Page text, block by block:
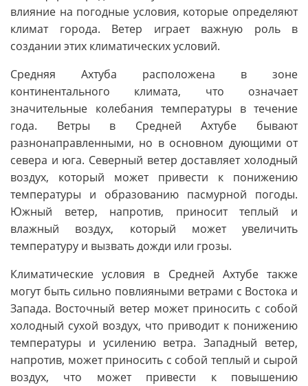
влияние на погодные условия, которые определяют
климат города. Ветер играет важную роль в
создании этих климатических условий.
Средняя Ахтуба расположена в зоне
континентального климата, что означает
значительные колебания температуры в течение
года. Ветры в Средней Ахтубе бывают
разнонаправленными, но в основном дующими от
севера и юга. Северный ветер доставляет холодный
воздух, который может привести к понижению
температуры и образованию пасмурной погоды.
Южный ветер, напротив, приносит теплый и
влажный воздух, который может увеличить
температуру и вызвать дожди или грозы.
Климатические условия в Средней Ахтубе также
могут быть сильно повлияными ветрами с Востока и
Запада. Восточный ветер может приносить с собой
холодный сухой воздух, что приводит к понижению
температуры и усилению ветра. Западный ветер,
напротив, может приносить с собой теплый и сырой
воздух, что может привести к повышению